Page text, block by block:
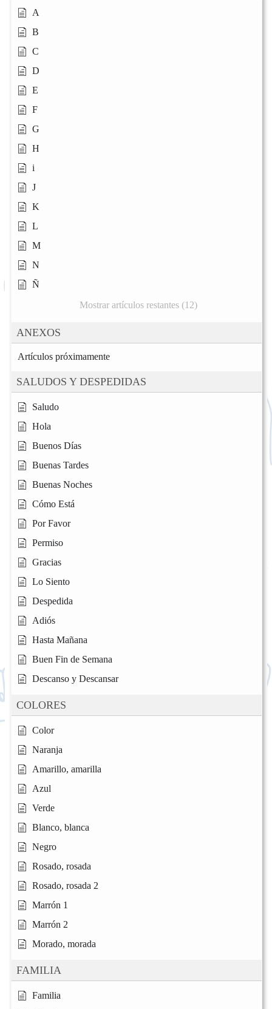
A
B
C
D
E
F
G
H
i
J
K
L
M
N
Ñ
Mostrar artículos restantes (12)
ANEXOS
Artículos próximamente
SALUDOS Y DESPEDIDAS
Saludo
Hola
Buenos Días
Buenas Tardes
Buenas Noches
Cómo Está
Por Favor
Permiso
Gracias
Lo Siento
Despedida
Adiós
Hasta Mañana
Buen Fin de Semana
Descanso y Descansar
COLORES
Color
Naranja
Amarillo, amarilla
Azul
Verde
Blanco, blanca
Negro
Rosado, rosada
Rosado, rosada 2
Marrón 1
Marrón 2
Morado, morada
FAMILIA
Familia